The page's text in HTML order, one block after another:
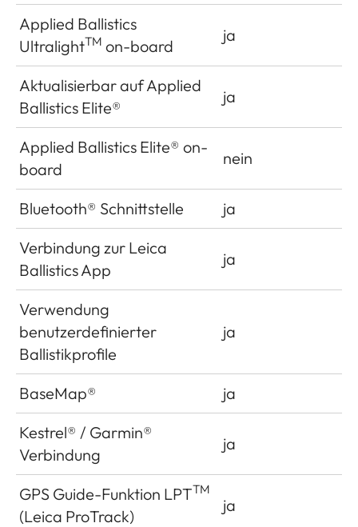
Applied Ballistics
UltralightTM on-board
ja
Aktualisierbar auf Applied
Ballistics Elite®
ja
Applied Ballistics Elite® on-
board
nein
Bluetooth® Schnittstelle
ja
Verbindung zur Leica
Ballistics App
ja
Verwendung
benutzerdefinierter
Ballistikprofile
ja
BaseMap®
ja
Kestrel® / Garmin®
Verbindung
ja
GPS Guide-Funktion LPTTM
(Leica ProTrack)
ja